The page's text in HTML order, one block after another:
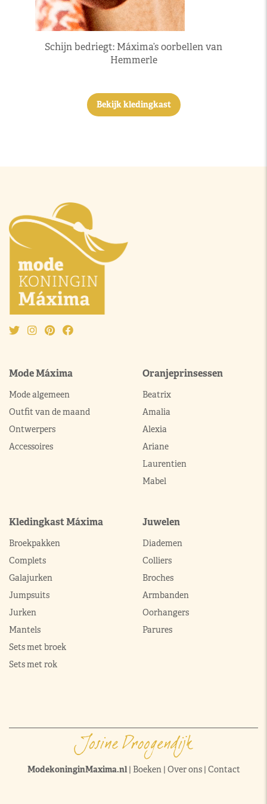
Schijn bedriegt: Máxima’s oorbellen van
Hemmerle
Bekijk kledingkast
Mode Máxima
Mode algemeen
Outfit van de maand
Ontwerpers
Accessoires
Oranjeprinsessen
Beatrix
Amalia
Alexia
Ariane
Laurentien
Mabel
Kledingkast Máxima
Broekpakken
Complets
Galajurken
Jumpsuits
Jurken
Mantels
Sets met broek
Sets met rok
Juwelen
Diademen
Colliers
Broches
Armbanden
Oorhangers
Parures
ModekoninginMaxima.nl| Boeken| Over ons| Contact